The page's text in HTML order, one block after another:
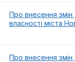
Про внесення змін
власності міста
Про внесення змін